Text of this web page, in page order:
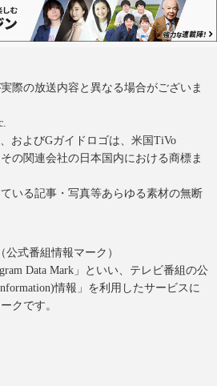
際の放送内容と異なる場合がございま
およびGガイドロゴは、米国TiVo
の関連会社の日本国内における商標ま
いる記事・写真等あらゆる素材の無断
公式番組情報マーク）
Data Mark」といい、テレビ番組の公
情報」を利用したサービスに
クです。